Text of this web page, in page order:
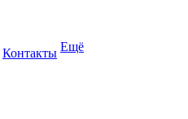
Контакты Ещё